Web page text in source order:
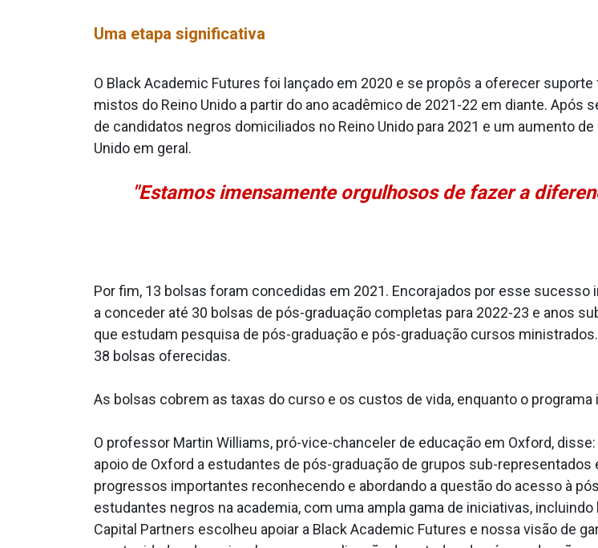
Uma etapa significativa
O Black Academic Futures foi lançado em 2020 e se propôs a oferecer
mistos do Reino Unido a partir do ano acadêmico de 2021-22 em diante. Após
de candidatos negros domiciliados no Reino Unido para 2021 e um aumento
Unido em geral.
"Estamos imensamente orgulhosos de fazer a
Por fim, 13 bolsas foram concedidas em 2021. Encorajados por esse
a conceder até 30 bolsas de pós-graduação completas para 2022-23 e anos
que estudam pesquisa de pós-graduação e pós-graduação cursos
38 bolsas oferecidas.
As bolsas cobrem as taxas do curso e os custos de vida, enquanto o
O professor Martin Williams, pró-vice-chanceler de educação em Oxford,
apoio de Oxford a estudantes de pós-graduação de grupos sub-
progressos importantes reconhecendo e abordando a questão do acesso à
estudantes negros na academia, com uma ampla gama de iniciativas,
Capital Partners escolheu apoiar a Black Academic Futures e nossa visão de